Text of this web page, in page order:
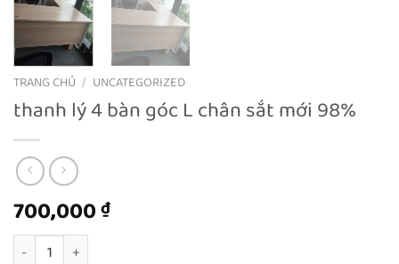
TRANG CHỦ / UNCATEGORIZED
thanh lý 4 bàn góc L chân sắt mới 98%
700,000₫
thanh lý 4 bàn góc L chân sắt mới 98% số lượng